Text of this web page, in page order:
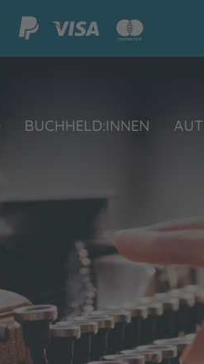
BUCHHELD:INNEN